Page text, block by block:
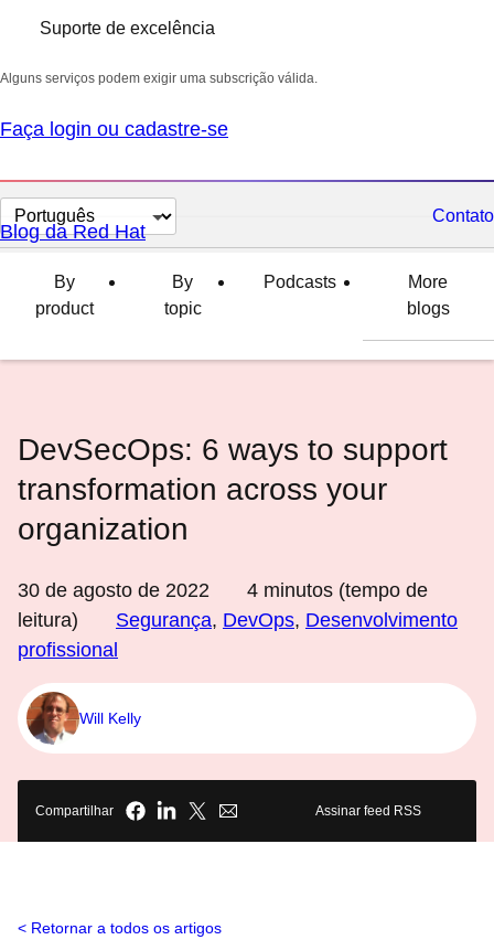
Suporte de excelência
Alguns serviços podem exigir uma subscrição válida.
Faça login ou cadastre-se
Selecionar
idioma
Contato
Blog da Red Hat
By
product
By
topic
Podcasts
More
blogs
DevSecOps: 6 ways to support
transformation across your
organization
30 de agosto de 2022 4 minutos (tempo de
leitura)
Segurança, DevOps, Desenvolvimento
profissional
Will Kelly
Compartilhar Assinar feed RSS
Retornar a todos os artigos